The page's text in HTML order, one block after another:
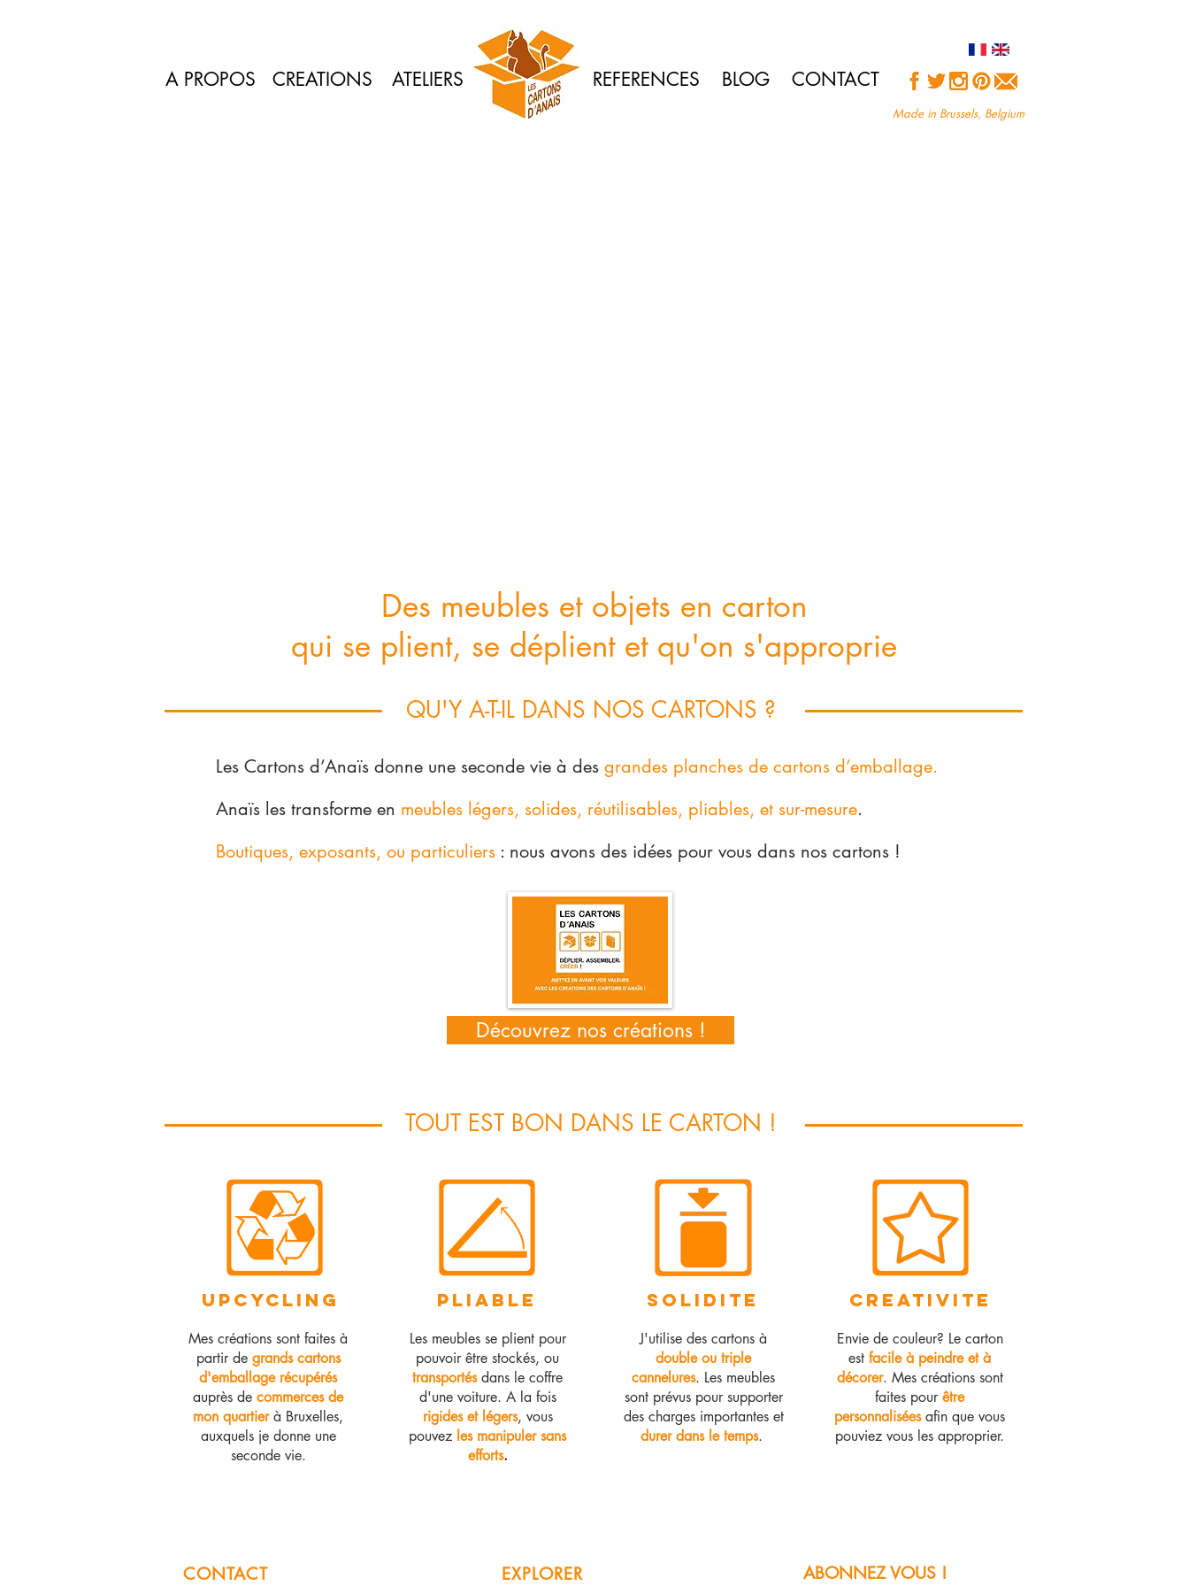
Made in Brussels, Belgium
A PROPOS CREATIONS ATELIERS REFERENCES BLOG CONTACT
Des meubles et objets en carton
qui se plient, se déplient et qu'on s'approprie
QU'Y A-T-IL DANS NOS CARTONS ?
Les Cartons d’Anaïs donne une seconde vie à des grandes planches de cartons d’emballage.
Anaïs les transforme en meubles légers, solides, réutilisables, pliables, et sur-mesure.
Boutiques, exposants, ou particuliers : nous avons des idées pour vous dans nos cartons !
Découvrez nos créations !
TOUT EST BON DANS LE CARTON !
UPCYCLING
Mes créations sont faites à
partir de grands cartons
d'emballage récupérés
auprès de commerces de
mon quartierà Bruxelles,
auxquels je donne une
seconde vie.
PLIABLE
Les meubles se plient pour
pouvoir être stockés, ou
transportésdans le coffre
d'une voiture. A la fois
rigides et légers, vous
pouvez les manipuler sans
efforts.
SOLIDITE
J'utilise des cartons à
double ou triple
cannelures. Les meubles
sont prévus pour supporter
des charges importantes et
durer dans le temps.
CREATIVITE
Envie de couleur? Le carton
est facile à peindre et à
décorer. Mes créations sont
faites pour être
personnaliséesafin que vous
pouviez vous les approprier.
CONTACT EXPLORER ABONNEZ VOUS !